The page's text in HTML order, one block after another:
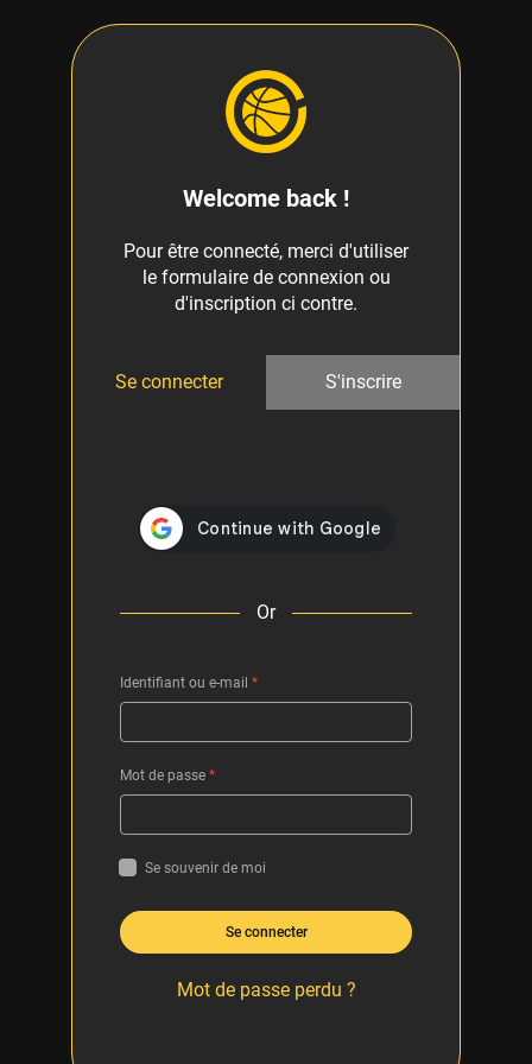
Welcome back !
Pour être connecté, merci d'utiliser
le formulaire de connexion ou
d'inscription ci contre.
Se connecter S'inscrire
Or
Identifiant ou e-mail *
Mot de passe *
Se souvenir de moi
Se connecter
Mot de passe perdu ?